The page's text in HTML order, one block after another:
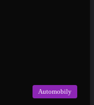
Automobily